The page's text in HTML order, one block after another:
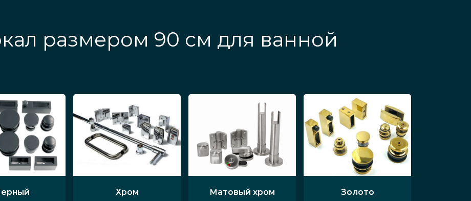
размером 90 см для ванной
Хром Матовый хром Золото